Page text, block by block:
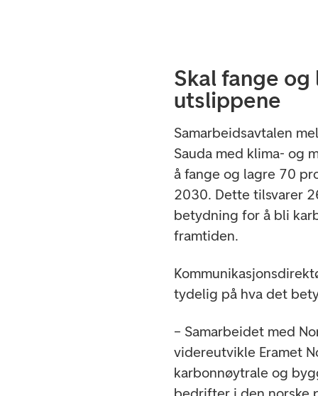
Skal fange
utslippene
Samarbeidsavtalen
Sauda med klima- og
å fange og lagre 70
2030. Dette tilsvarer
betydning for å bli
framtiden.
tydelig på hva det
– Samarbeidet med
videreutvikle Eramet
karbonnøytrale og